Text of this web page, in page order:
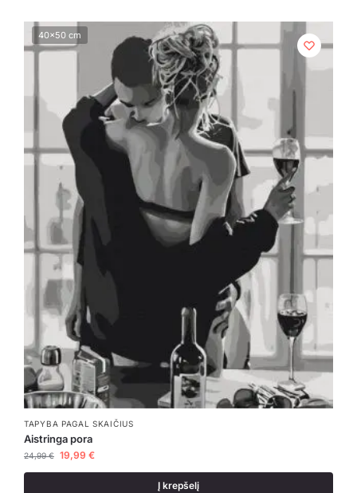
40x50 cm
TAPYBA PAGAL SKAIČIUS
Aistringa pora
24,99€ 19,99 €
Į krepšelį